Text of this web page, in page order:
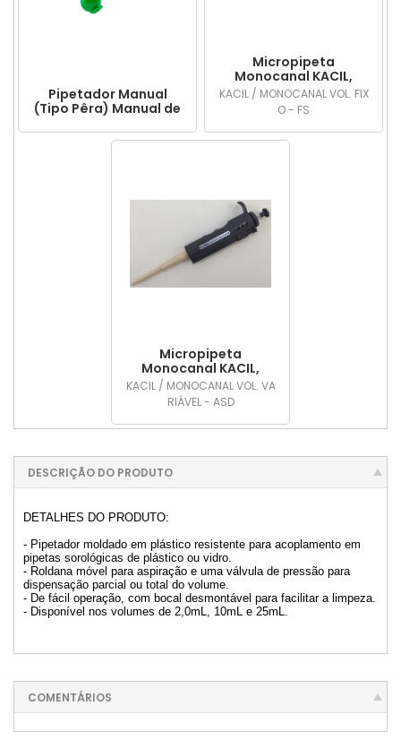
Pipetador Manual
(Tipo Pêra) Manual de
Micropipeta
Monocanal KACIL,
volume fixo, com
dispensador de
Ponteiras
KACIL / MONOCANAL VOL. FIX
O - FS
Micropipeta
Monocanal KACIL,
Volume Variável, com
dispensador de
Ponteiras
KACIL / MONOCANAL VOL. VA
RIÁVEL - ASD
DESCRIÇÃO DO PRODUTO
DETALHES DO PRODUTO:
- Pipetador moldado em plástico resistente para acoplamento em
pipetas sorológicas de plástico ou vidro.
- Roldana móvel para aspiração e uma válvula de pressão para
dispensação parcial ou total do volume.
- De fácil operação, com bocal desmontável para facilitar a limpeza.
- Disponível nos volumes de 2,0mL, 10mL e 25mL.
COMENTÁRIOS